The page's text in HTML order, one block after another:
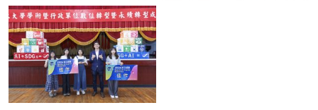
No Caption